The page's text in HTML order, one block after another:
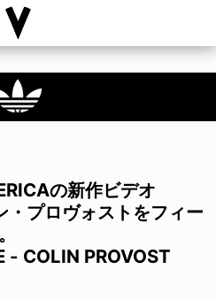
の新作ビデオ
・プロヴォストをフィー
- COLIN PROVOST